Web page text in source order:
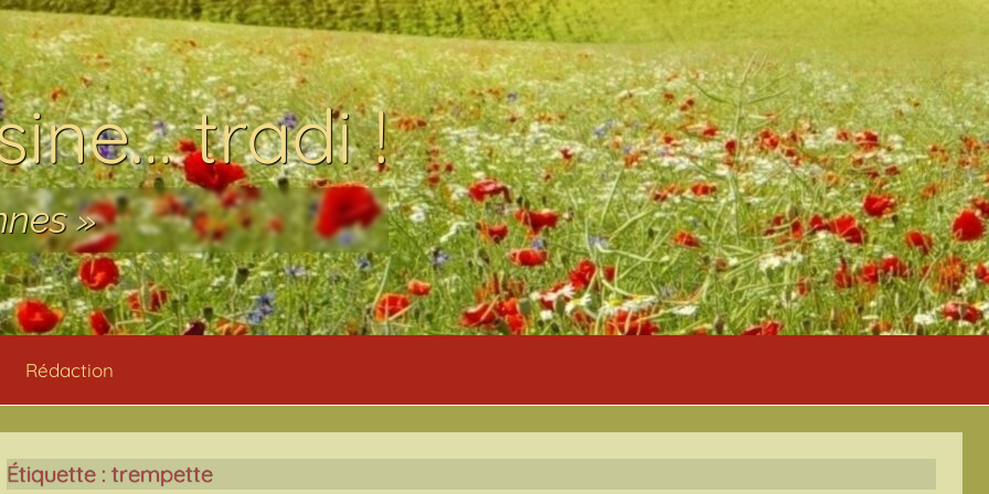
tradi !
»
Rédaction
Étiquette : trempette